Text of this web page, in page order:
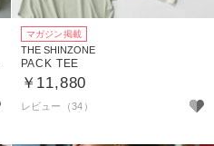
マガジン掲載
THE SHINZONE
PACK TEE
￥11,880
レビュー（34）